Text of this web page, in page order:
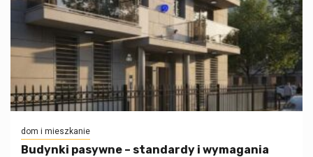
dom i mieszkanie
Budynki pasywne – standardy i wymagania